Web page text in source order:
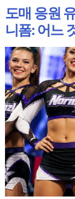
도매 응원
니폼: 어느